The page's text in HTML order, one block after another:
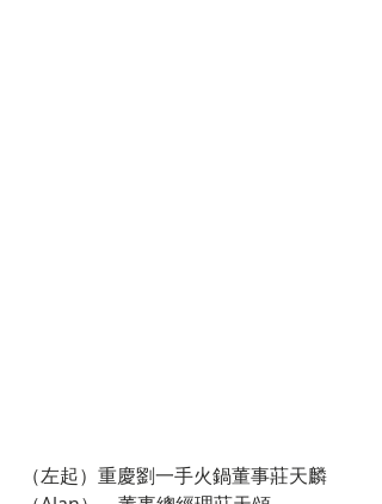
（左起）重慶劉一手火鍋董事莊天麟